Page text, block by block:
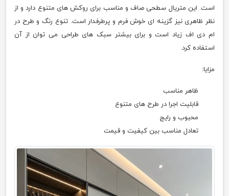
است. این متریال سطحی صاف و مناسب برای روکش های متنوع دارد و از
نظر ظاهری نیز گزینه ای خوش فرم و پرطرفدار است. تنوع رنگ و طرح در
ام دی اف زیاد است و برای بیشتر سبک های طراحی می توان از آن
استفاده کرد.
مزایا:
ظاهر مناسب
قابلیت اجرا در طرح های متنوع
محبوب و رایج
تعادل مناسب بین کیفیت و قیمت